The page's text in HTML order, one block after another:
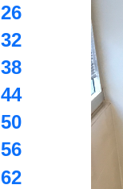
26
32
38
44
50
56
62